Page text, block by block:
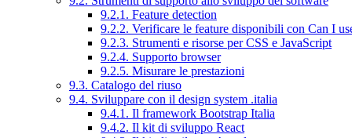
9.2.1. Feature detection
9.2.2. Verificare le feature disponibili con Can I
9.2.3. Strumenti e risorse per CSS e JavaScript
9.2.4. Supporto browser
9.2.5. Misurare le prestazioni
9.3. Catalogo del riuso
9.4. Sviluppare con il design system .italia
9.4.1. Il framework Bootstrap Italia
9.4.2. Il kit di sviluppo React